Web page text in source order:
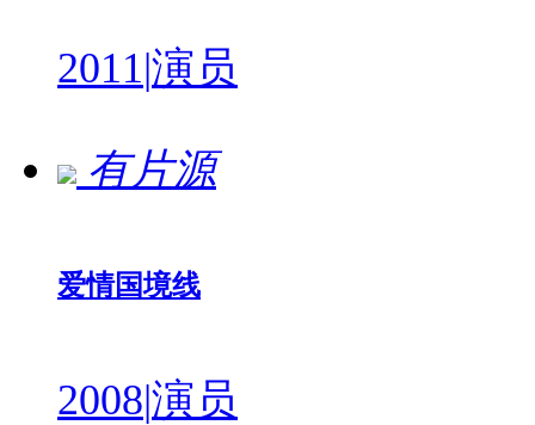
2011|演员
有片源
爱情国境线
2008|演员